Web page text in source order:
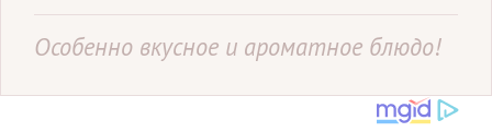
Особенно вкусное и ароматное блюдо!